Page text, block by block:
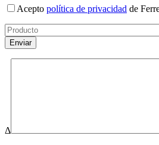
Acepto política de privacidad de
Δ